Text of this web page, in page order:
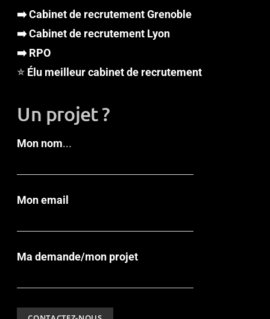
➡️ Cabinet de recrutement Grenoble
➡️ Cabinet de recrutement Lyon
➡️ RPO
⭐ Élu meilleur cabinet de recrutement
Un projet ?
Mon nom...
Mon email
Ma demande/mon projet